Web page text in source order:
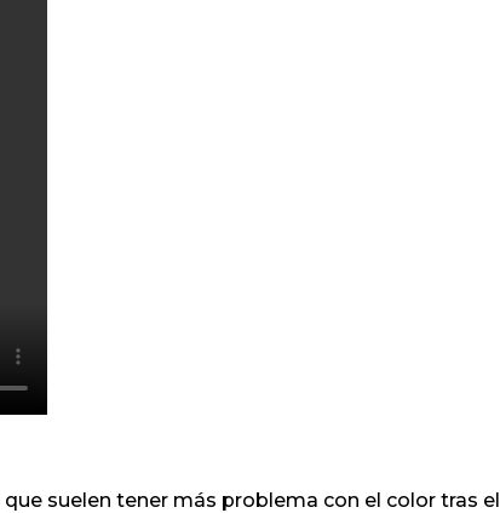
que suelen tener más problema con el color tras el